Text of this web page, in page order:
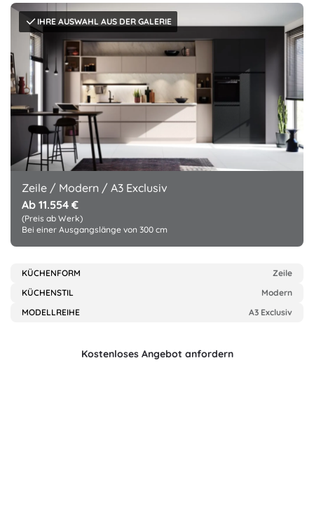
IHRE AUSWAHL AUS DER GALERIE
Zeile / Modern / A3 Exclusiv
Ab 11.554 €
(Preis ab Werk)
Bei einer Ausgangslänge von 300 cm
KÜCHENFORM
Zeile
KÜCHENSTIL
Modern
MODELLREIHE
A3 Exclusiv
Kostenloses Angebot anfordern